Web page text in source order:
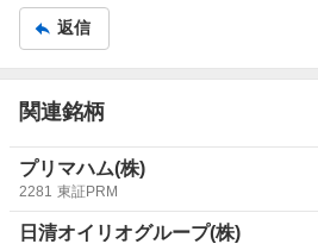
返信
関連銘柄
プリマハム(株)
2281 東証PRM
日清オイリオグループ(株)